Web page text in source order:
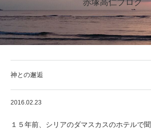
赤塚高仁ブログ
神との邂逅
2016.02.23
１５年前、シリアのダマスカスのホテルで